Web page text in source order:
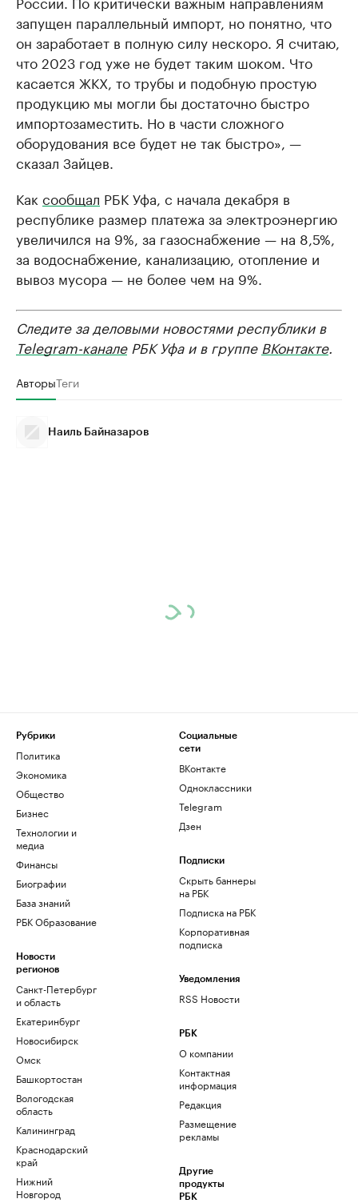
запущен параллельный импорт, но понятно, что
он заработает в полную силу нескоро. Я считаю,
что 2023 год уже не будет таким шоком. Что
касается ЖКХ, то трубы и подобную простую
продукцию мы могли бы достаточно быстро
импортозаместить. Но в части сложного
оборудования все будет не так быстро», —
сказал Зайцев.
Как сообщал РБК Уфа, с начала декабря в
республике размер платежа за электроэнергию
увеличился на 9%, за газоснабжение — на 8,5%,
за водоснабжение, канализацию, отопление и
вывоз мусора — не более чем на 9%.
Следите за деловыми новостями республики в
Telegram-каналеРБК Уфа и в группе ВКонтакте.
АвторыТеги
Наиль Байназаров
Рубрики
Политика
Экономика
Общество
Бизнес
Технологии и
медиа
Финансы
Биографии
База знаний
РБК Образование
Новости
регионов
Санкт-Петербург
и область
Екатеринбург
Новосибирск
Омск
Башкортостан
Вологодская
область
Калининград
Краснодарский
край
Нижний
Новгород
Социальные
сети
ВКонтакте
Одноклассники
Telegram
Дзен
Подписки
Скрыть баннеры
на РБК
Подписка на РБК
Корпоративная
подписка
Уведомления
RSS Новости
РБК
О компании
Контактная
информация
Редакция
Размещение
рекламы
Другие
продукты
РБК